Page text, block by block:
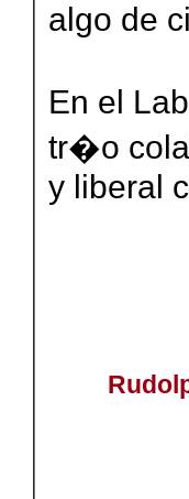
algo de
En el
tr�o
y liberal